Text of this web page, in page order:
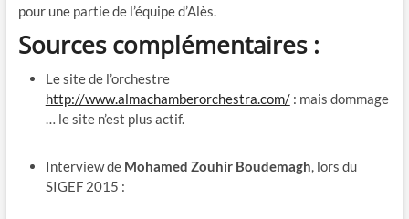
pour une partie de l’équipe d’Alès.
Sources complémentaires :
Le site de l’orchestre
http://www.almachamberorchestra.com/: mais dommage
… le site n’est plus actif.
Interview de Mohamed Zouhir Boudemagh, lors du
SIGEF 2015 :